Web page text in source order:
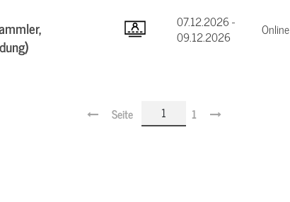
07.12.2026 -
09.12.2026
Online
Seite 1